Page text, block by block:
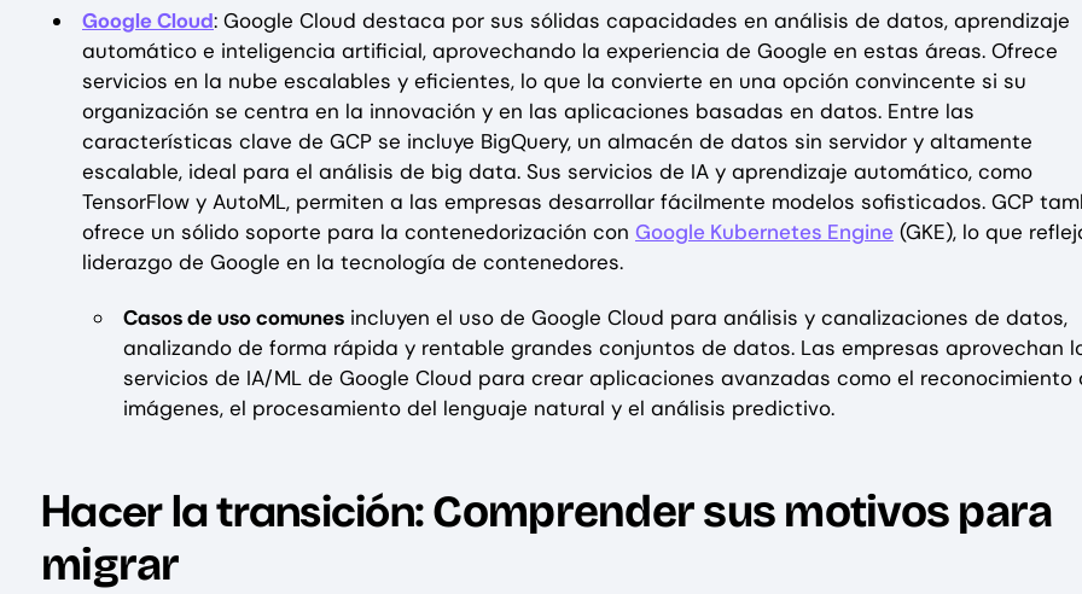
Google Cloud: Google Cloud destaca por sus sólidas capacidades en análisis de datos, aprendizaje
automático e inteligencia artificial, aprovechando la experiencia de Google en estas áreas. Ofrece
servicios en la nube escalables y eficientes, lo que la convierte en una opción convincente si su
organización se centra en la innovación y en las aplicaciones basadas en datos. Entre las
características clave de GCP se incluye BigQuery, un almacén de datos sin servidor y altamente
escalable, ideal para el análisis de big data. Sus servicios de IA y aprendizaje automático, como
TensorFlow y AutoML, permiten a las empresas desarrollar fácilmente modelos sofisticados. GCP
ofrece un sólido soporte para la contenedorización con Google Kubernetes Engine (GKE), lo que
liderazgo de Google en la tecnología de contenedores.
Casos de uso comunes incluyen el uso de Google Cloud para análisis y canalizaciones de datos,
analizando de forma rápida y rentable grandes conjuntos de datos. Las empresas aprovechan
servicios de IA/ML de Google Cloud para crear aplicaciones avanzadas como el reconocimiento
imágenes, el procesamiento del lenguaje natural y el análisis predictivo.
Hacer la transición:Comprender sus motivos para
migrar